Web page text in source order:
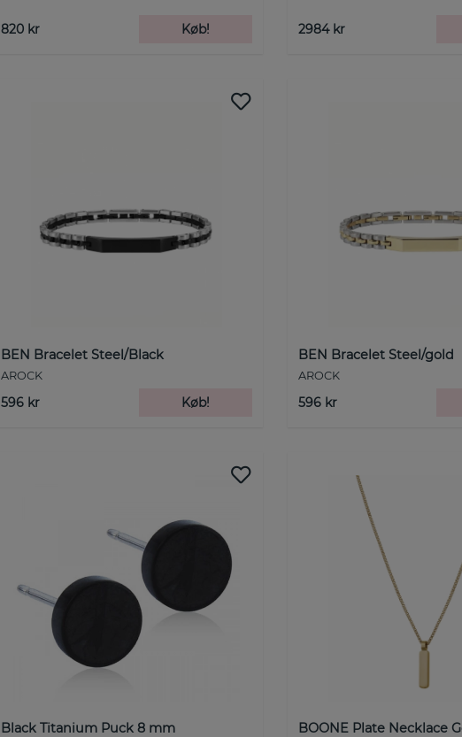
820 kr Køb! 2984 kr
BEN Bracelet Steel/Black
AROCK
596 kr Køb!
BEN Bracelet Steel/gold
AROCK
596 kr
Black Titanium Puck 8 mm BOONE Plate Necklace